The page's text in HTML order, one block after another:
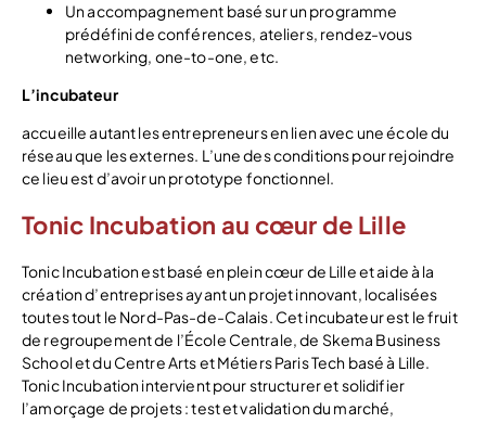
Un accompagnement basé sur un programme
prédéfini de conférences, ateliers, rendez-vous
networking, one-to-one, etc.
L’incubateur
accueille autant les entrepreneurs en lien avec une école du
réseau que les externes. L’une des conditions pour rejoindre
ce lieu est d’avoir un prototype fonctionnel.
Tonic Incubation au cœur de Lille
Tonic Incubation est basé en plein cœur de Lille et aide à la
création d’entreprises ayant un projet innovant, localisées
toutes tout le Nord-Pas-de-Calais. Cet incubateur est le fruit
de regroupement de l’École Centrale, de Skema Business
School et du Centre Arts et Métiers Paris Tech basé à Lille.
Tonic Incubation intervient pour structurer et solidifier
l’amorçage de projets : test et validation du marché,